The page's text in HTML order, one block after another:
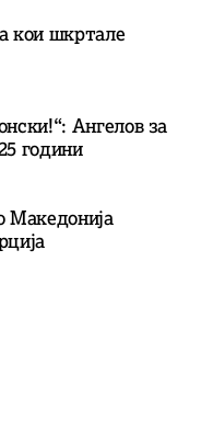
кои шкртале
Ангелов за
години
Македонија